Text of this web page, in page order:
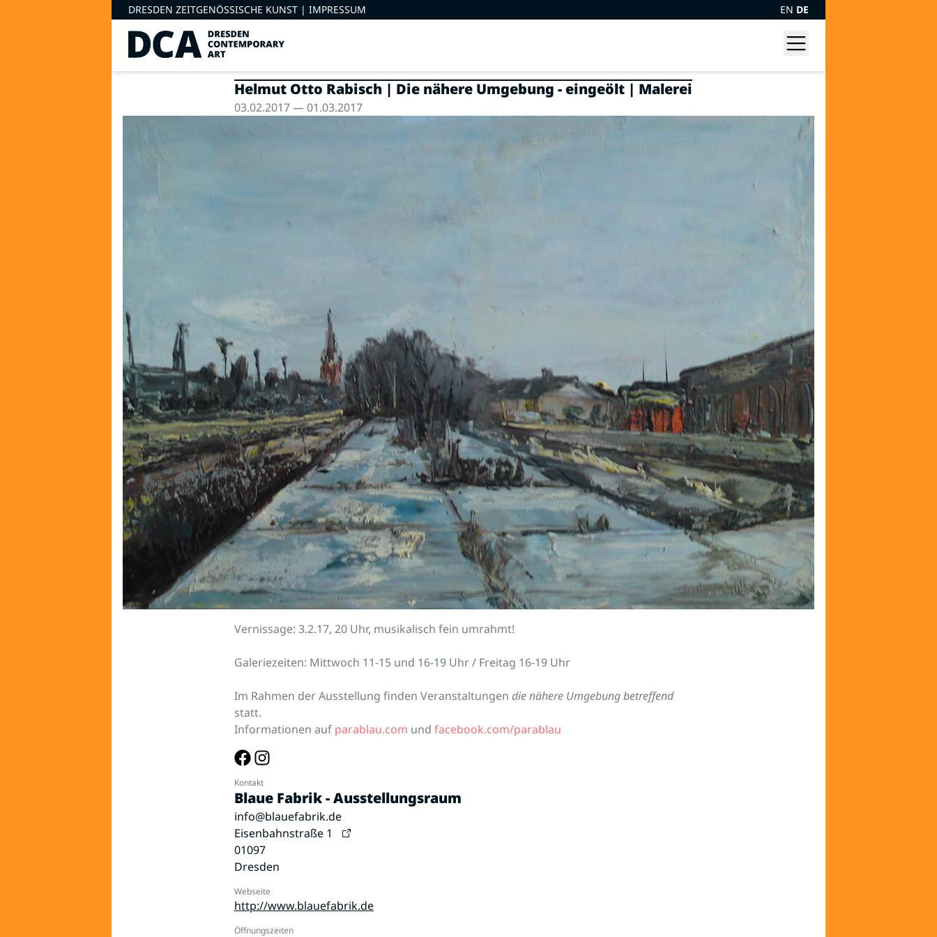
DRESDEN ZEITGENÖSSISCHE KUNST | IMPRESSUM EN DE
Helmut Otto Rabisch | Die nähere Umgebung - eingeölt | Malerei
03.02.2017 — 01.03.2017
Vernissage: 3.2.17, 20 Uhr, musikalisch fein umrahmt!
Galeriezeiten: Mittwoch 11-15 und 16-19 Uhr / Freitag 16-19 Uhr
Im Rahmen der Ausstellung finden Veranstaltungen die nähere Umgebung betreffend
statt.
Informationen auf parablau.com und facebook.com/parablau
Kontakt
Blaue Fabrik - Ausstellungsraum
info@blauefabrik.de
Eisenbahnstraße 1
01097
Dresden
Webseite
http://www.blauefabrik.de
Öffnungszeiten